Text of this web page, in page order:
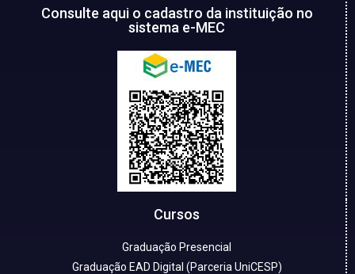
Consulte aqui o cadastro da instituição no
sistema e-MEC
Cursos
Graduação Presencial
Graduação EAD Digital (Parceria UniCESP)